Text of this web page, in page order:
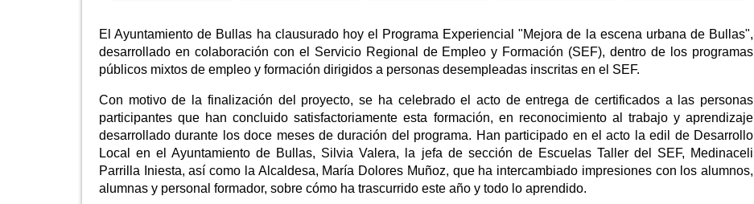
El Ayuntamiento de Bullas ha clausurado hoy el Programa Experiencial "Mejora de la escena urbana de Bullas",
desarrollado en colaboración con el Servicio Regional de Empleo y Formación (SEF), dentro de los programas
públicos mixtos de empleo y formación dirigidos a personas desempleadas inscritas en el SEF.
Con motivo de la finalización del proyecto, se ha celebrado el acto de entrega de certificados a las personas
participantes que han concluido satisfactoriamente esta formación, en reconocimiento al trabajo y aprendizaje
desarrollado durante los doce meses de duración del programa. Han participado en el acto la edil de Desarrollo
Local en el Ayuntamiento de Bullas, Silvia Valera, la jefa de sección de Escuelas Taller del SEF, Medinaceli
Parrilla Iniesta, así como la Alcaldesa, María Dolores Muñoz, que ha intercambiado impresiones con los alumnos,
alumnas y personal formador, sobre cómo ha trascurrido este año y todo lo aprendido.